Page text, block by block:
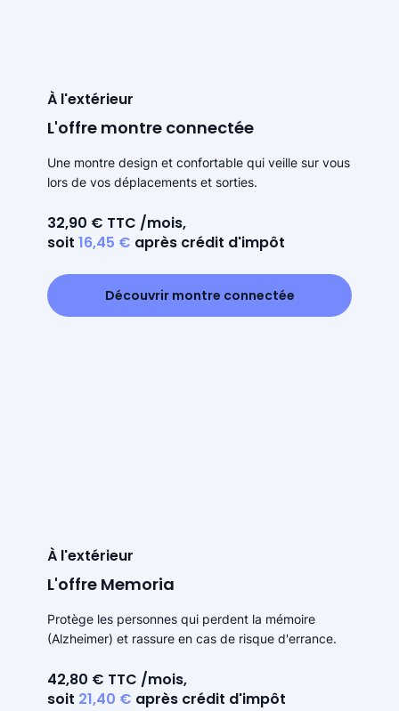
À l'extérieur
L'offre montre connectée
Une montre design et confortable qui veille sur vous
lors de vos déplacements et sorties.
32,90 € TTC /mois,
soit 16,45 € après crédit d'impôt
Découvrir montre connectée
À l'extérieur
L'offre Memoria
Protège les personnes qui perdent la mémoire
(Alzheimer) et rassure en cas de risque d'errance.
42,80 € TTC /mois,
soit 21,40 € après crédit d'impôt